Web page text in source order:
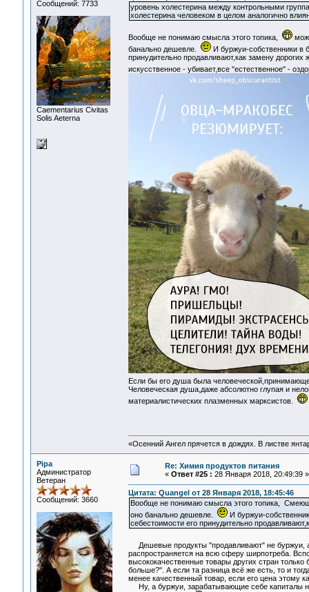
Сообщений: 7733
Сaementarius Civitas
Solis Aeterna
уровень холестерина между контрольными
холестерина человеком в целом аналогично
Вообще не понимаю смысла этого топика,
банально дешевле.
И буржуи-собственники в
принудительно продавливают,как замену
искусственное - убивает,все "естественное" -
Если бы его душа была
Человеческая душа,даже абсолютно глупая и
материалистических плазменных марксистов.
«Осенний Ангел прячется в дождях. В листве
Pipa
Администратор
Ветеран
Сообщений: 3660
Re: Химия продуктов питания
« Ответ #25 : 28 Января 2018, 20:49:39 »
Цитата: Quangel от 28 Января 2018, 18:45:46
Вообще не понимаю смысла этого топика,
оно банально дешевле.
И буржуи-
себестоимости его принудительно
Дешевые продукты "продавливают" не буржуи,
распространяется на всю сферу ширпотреба.
высококачественные товары других стран
больше?". А если та разница всё же есть, то и
менее качественный товар, если его цена этому
Ну, а буржуи, зарабатывающие себе капиталы